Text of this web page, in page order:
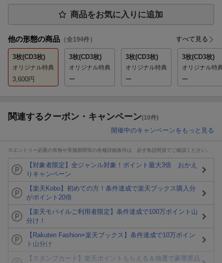
商品をお気に入りに追加
他の形態の商品 （全194件） すべて見る
3枚(CD3枚)
オリジナル特典
3,600円
3枚(CD3枚)
オリジナル特典
ー
3枚(CD3枚)
オリジナル特典
ー
3枚(CD3枚)
オリジナル特
ー
関連するクーポン・キャンペーン(10件)
開催中のキャンペーンをもっと見る
※エントリー必要の有無や実施期間等の各種詳細条件は、必ず各説明頁でご確認ください。
【対象者限定】全ジャンル対象！ポイント最大3倍 おかえ
りキャンペーン
【楽天Kobo】初めての方！条件達成で楽天ブックス購入分
がポイント20倍
【楽天モバイルご利用者限定】条件達成で100万ポイント山
分け！
【Rakuten Fashion×楽天ブックス】条件達成で10万ポイン
ト山分け
【スタンプカード】楽天ポイントもらえる＆抽選で豪華景品